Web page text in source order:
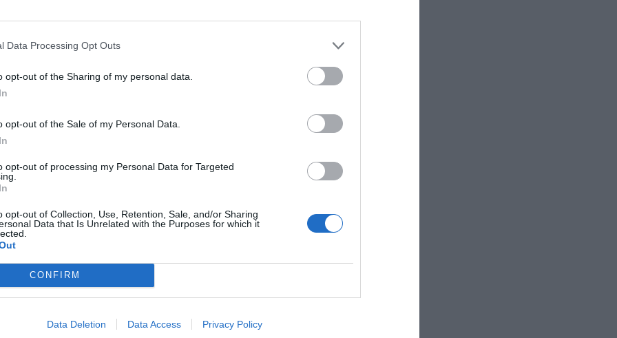
Data Processing Opt Outs
opt-out of the Sharing of my personal data.
opt-out of the Sale of my Personal Data.
opt-out of processing my Personal Data for Targeted
opt-out of Collection, Use, Retention, Sale, and/or Sharing
Data that Is Unrelated with the Purposes for which it
CONFIRM
Data Deletion Data Access Privacy Policy
o FarmVille, entre otros.
9,86 dólares por acción, una transacción que
. Al término de septiembre de 2021, entre ambos
tenían cerrados 6.100 millones de dólares (5.376 millones de
el coste de integrar ambos negocios será de 100 millones
de euros). Los actuales accionistas de Zynga
un 29,6% y un 32,8% de la compañía, incluyendo los
entre 2024 y 2026. Para financiar esta operación,
financiación por valor de 2.700 millones de dólares
de euros) de JP Morgan.
con las últimas noticias de actualidad.